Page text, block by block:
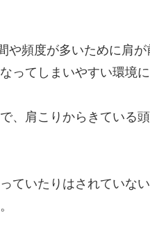
頻度が多いために肩が
ってしまいやすい環境
、肩こりからきている
ていたりはされていな